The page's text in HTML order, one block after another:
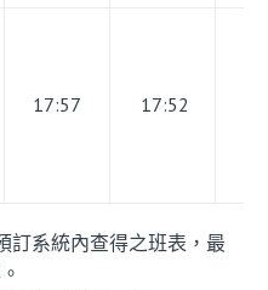
17:57 17:52
訂系統內查得之班表，最